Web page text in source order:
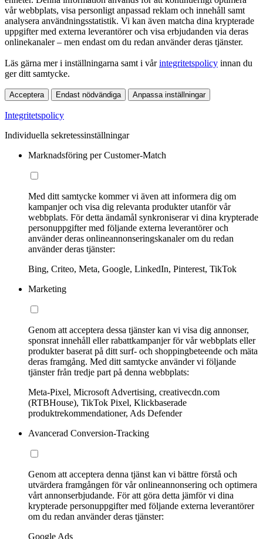
vår webbplats, visa personligt anpassad reklam och innehåll samt
analysera användningsstatistik. Vi kan även matcha dina krypterade
uppgifter med externa leverantörer och visa erbjudanden via deras
onlinekanaler – men endast om du redan använder deras tjänster.
Läs gärna mer i inställningarna samt i vårintegritetspolicy innan du
ger ditt samtycke.
Acceptera Endast nödvändiga Anpassa inställningar
Integritetspolicy
Individuella sekretessinställningar
Marknadsföring per Customer-Match
Med ditt samtycke kommer vi även att informera dig om
kampanjer och visa dig relevanta produkter utanför vår
webbplats. För detta ändamål synkroniserar vi dina krypterade
personuppgifter med följande externa leverantörer och
använder deras onlineannonseringskanaler om du redan
använder deras tjänster:
Bing, Criteo, Meta, Google, LinkedIn, Pinterest, TikTok
Marketing
Genom att acceptera dessa tjänster kan vi visa dig annonser,
sponsrat innehåll eller rabattkampanjer för vår webbplats eller
produkter baserat på ditt surf- och shoppingbeteende och mäta
deras framgång. Med ditt samtycke använder vi följande
tjänster från tredje part på denna webbplats:
Meta-Pixel, Microsoft Advertising, creativecdn.com
(RTBHouse), TikTok Pixel, Klickbaserade
produktrekommendationer, Ads Defender
Avancerad Conversion-Tracking
Genom att acceptera denna tjänst kan vi bättre förstå och
utvärdera framgången för vår onlineannonsering och optimera
vårt annonserbjudande. För att göra detta jämför vi dina
krypterade personuppgifter med följande externa leverantörer
om du redan använder deras tjänster:
Google Ads